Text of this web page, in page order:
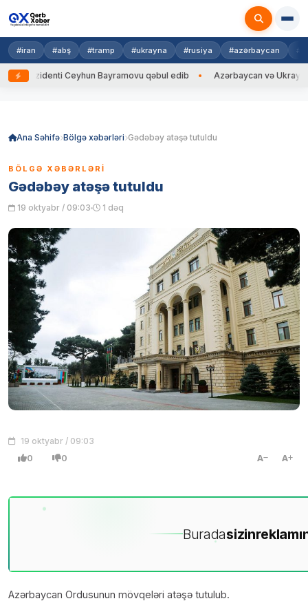
#iran #abş #tramp #ukrayna #rusiya #azərbaycan
Ceyhun Bayramovu qəbul edib Azərbaycan və Ukrayna XİN
Ana Səhifə Bölgə xəbərləri Gədəbəy atəşə tutuldu
BÖLGƏ XƏBƏRLƏRI
Gədəbəy atəşə tutuldu
19 oktyabr / 09:03 1 dəq
19 oktyabr / 09:03
0 0 A A
Buradasizin
Azərbaycan Ordusunun mövqeləri atəşə tutulub.